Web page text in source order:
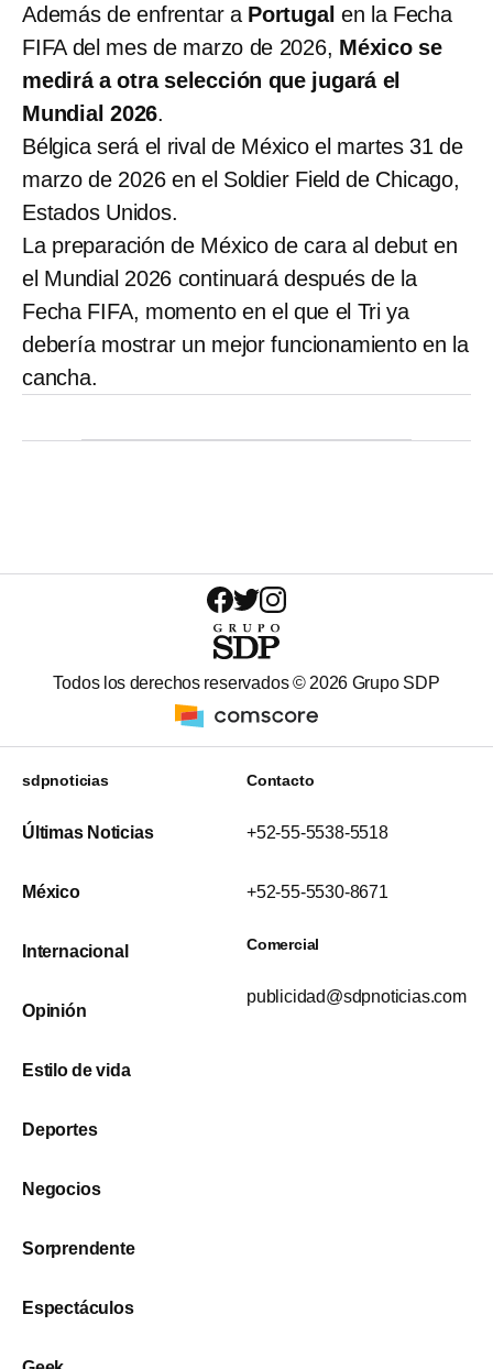
Además de enfrentar a Portugal en la Fecha
FIFA del mes de marzo de 2026, México se
medirá a otra selección que jugará el
Mundial 2026.
Bélgica será el rival de México el martes 31 de
marzo de 2026 en el Soldier Field de Chicago,
Estados Unidos.
La preparación de México de cara al debut en
el Mundial 2026 continuará después de la
Fecha FIFA, momento en el que el Tri ya
debería mostrar un mejor funcionamiento en la
cancha.
Todos los derechos reservados © 2026 Grupo SDP
sdpnoticias
Últimas Noticias
México
Internacional
Opinión
Estilo de vida
Deportes
Negocios
Sorprendente
Espectáculos
Contacto
+52-55-5538-5518
+52-55-5530-8671
Comercial
publicidad@sdpnoticias.com